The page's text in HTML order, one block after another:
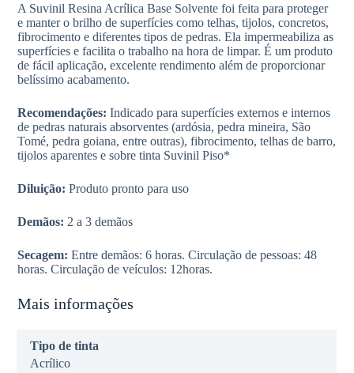
A Suvinil Resina Acrílica Base Solvente foi feita para proteger
e manter o brilho de superfícies como telhas, tijolos, concretos,
fibrocimento e diferentes tipos de pedras. Ela impermeabiliza as
superfícies e facilita o trabalho na hora de limpar. É um produto
de fácil aplicação, excelente rendimento além de proporcionar
belíssimo acabamento.
Recomendações: Indicado para superfícies externos e internos
de pedras naturais absorventes (ardósia, pedra mineira, São
Tomé, pedra goiana, entre outras), fibrocimento, telhas de barro,
tijolos aparentes e sobre tinta Suvinil Piso*
Diluição: Produto pronto para uso
Demãos: 2 a 3 demãos
Secagem: Entre demãos: 6 horas. Circulação de pessoas: 48
horas. Circulação de veículos: 12horas.
Mais informações
Tipo de tinta
Acrílico